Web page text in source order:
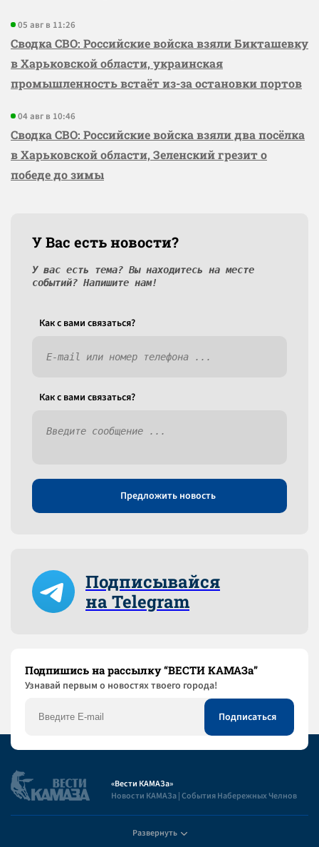
05 авг в 11:26
Сводка СВО: Российские войска взяли Бикташевку
в Харьковской области, украинская
промышленность встаёт из-за остановки портов
04 авг в 10:46
Сводка СВО: Российские войска взяли два посёлка
в Харьковской области, Зеленский грезит о
победе до зимы
У Вас есть новости?
У вас есть тема? Вы находитесь на месте
событий? Напишите нам!
Как c вами связаться?
Как c вами связаться?
Предложить новость
Подписывайся
на Telegram
Подпишись на рассылку “ВЕСТИ КАМАЗа”
Узнaвай первым о новостях твоего города!
«Вести КАМАЗа»
Новости КАМАЗа | События Набережных Челнов
Развернуть